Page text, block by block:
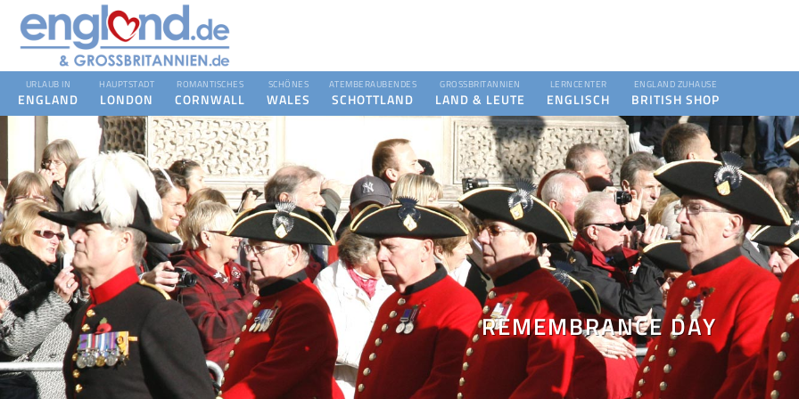
URLAUB IN
ENGLAND
HAUPTSTADT
LONDON
ROMANTISCHES
CORNWALL
SCHÖNES
WALES
ATEMBERAUBENDES
SCHOTTLAND
GROSSBRITANNIEN
LAND & LEUTE
LERNCENTER
ENGLISCH
ENGLAND ZUHAUSE
BRITISH SHOP
REMEMBRANCE DAY